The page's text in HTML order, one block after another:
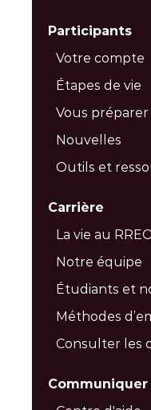
Participants
Votre compte
Étapes de vie
Vous
Nouvelles
Outils et
Carrière
La vie au
Notre équipe
Étudiants et
Méthodes
Consulter les
Communiquer